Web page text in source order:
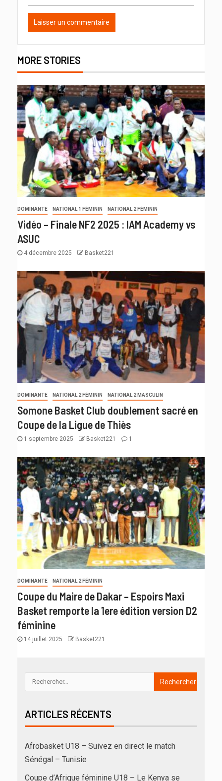
MORE STORIES
DOMINANTE NATIONAL 1 FÉMININ NATIONAL 2 FÉMININ
Vidéo – Finale NF2 2025 : IAM Academy vs
ASUC
4 décembre 2025 Basket221
DOMINANTE NATIONAL 2 FÉMININ NATIONAL 2 MASCULIN
Somone Basket Club doublement sacré en
Coupe de la Ligue de Thiès
1 septembre 2025 Basket221 1
DOMINANTE NATIONAL 2 FÉMININ
Coupe du Maire de Dakar – Espoirs Maxi
Basket remporte la 1ere édition version D2
féminine
14 juillet 2025 Basket221
ARTICLES RÉCENTS
Afrobasket U18 – Suivez en direct le match
Sénégal – Tunisie
Coupe d’Afrique féminine U18 – Le Kenya se